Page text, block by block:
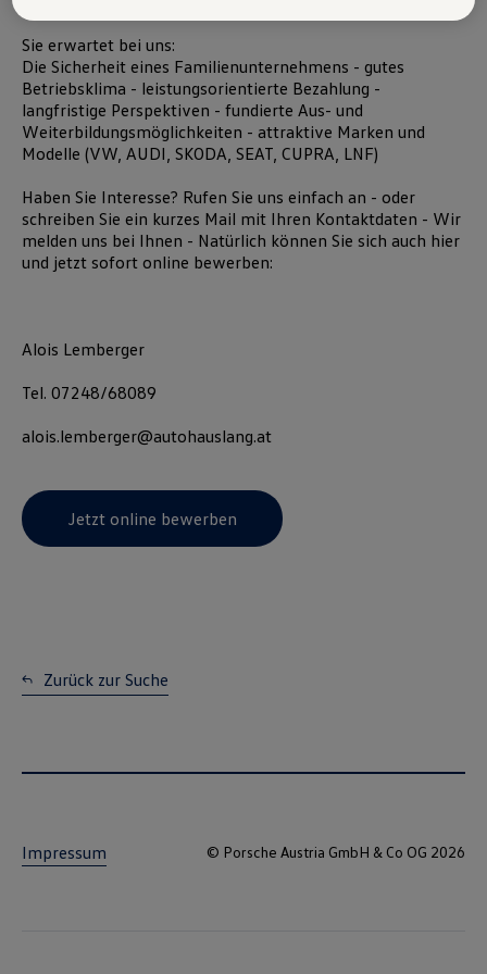
Sie erwartet bei uns:
Die Sicherheit eines Familienunternehmens - gutes
Betriebsklima - leistungsorientierte Bezahlung -
langfristige Perspektiven - fundierte Aus- und
Weiterbildungsmöglichkeiten - attraktive Marken und
Modelle (VW, AUDI, SKODA, SEAT, CUPRA, LNF)
Haben Sie Interesse? Rufen Sie uns einfach an - oder
schreiben Sie ein kurzes Mail mit Ihren Kontaktdaten - Wir
melden uns bei Ihnen - Natürlich können Sie sich auch hier
und jetzt sofort online bewerben:
Alois Lemberger
Tel. 07248/68089
alois.lemberger@autohauslang.at
Jetzt online bewerben
Zurück zur Suche
Impressum © Porsche Austria GmbH & Co OG 2026
Sie in der Cookie-Richtlinie oder in den Cookie-Einstellungen. Sie
finden die Cookie-Einstellungen am Ende der Webseite.
Hinweis zu Cookies für Marketingzwecke:Cookies werden
verwendet um personalisierte Werbung auszuspielen. Sofern Sie über
einen von uns personalisierten Link auf unsere Website gelangen,
können Ihre erzeugten Daten, sofern Sie dem explizit zugestimmt
(„Cookies mit Marketingzwecke“) haben, von Ihrem zugeordneten
Händler bzw. im Falle eines Porsche Betriebs, Porsche Inter Auto
VW Cookie-Richtlinien